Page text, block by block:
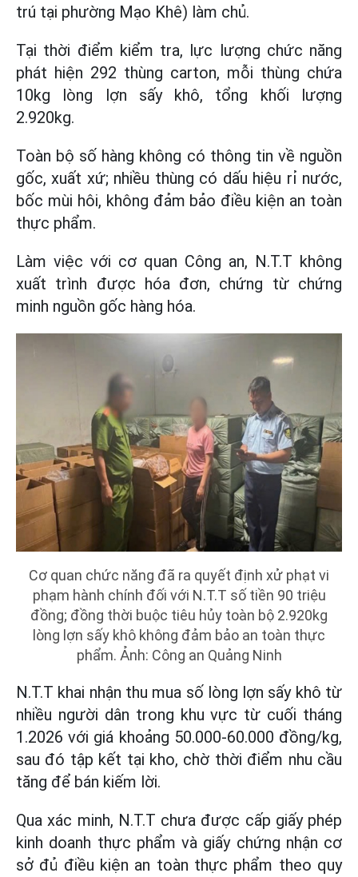
trú tại phường Mạo Khê) làm chủ.
Tại thời điểm kiểm tra, lực lượng chức năng
phát hiện 292 thùng carton, mỗi thùng chứa
10kg lòng lợn sấy khô, tổng khối lượng
2.920kg.
Toàn bộ số hàng không có thông tin về nguồn
gốc, xuất xứ; nhiều thùng có dấu hiệu rỉ nước,
bốc mùi hôi, không đảm bảo điều kiện an toàn
thực phẩm.
Làm việc với cơ quan Công an, N.T.T không
xuất trình được hóa đơn, chứng từ chứng
minh nguồn gốc hàng hóa.
Cơ quan chức năng đã ra quyết định xử phạt vi
phạm hành chính đối với N.T.T số tiền 90 triệu
đồng; đồng thời buộc tiêu hủy toàn bộ 2.920kg
lòng lợn sấy khô không đảm bảo an toàn thực
phẩm. Ảnh: Công an Quảng Ninh
N.T.T khai nhận thu mua số lòng lợn sấy khô từ
nhiều người dân trong khu vực từ cuối tháng
1.2026 với giá khoảng 50.000-60.000 đồng/kg,
sau đó tập kết tại kho, chờ thời điểm nhu cầu
tăng để bán kiếm lời.
Qua xác minh, N.T.T chưa được cấp giấy phép
kinh doanh thực phẩm và giấy chứng nhận cơ
sở đủ điều kiện an toàn thực phẩm theo quy